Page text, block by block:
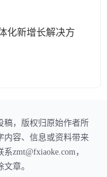
化新增长解决方
稿，版权归原始作者所
内容、信息或资料带来
zmt@fxiaoke.com，
章。